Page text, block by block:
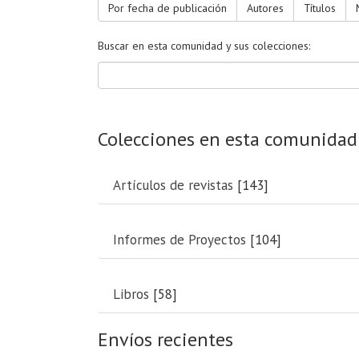
Por fecha de publicación Autores Títulos
Buscar en esta comunidad y sus colecciones:
Colecciones en esta comunidad
Artículos de revistas [143]
Informes de Proyectos [104]
Libros [58]
Envíos recientes